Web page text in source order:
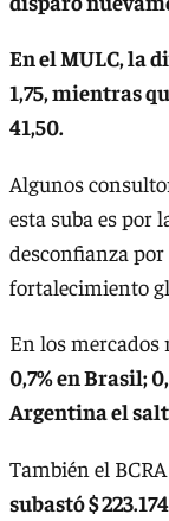
En el MULC, la
1,75, mientras
41,50.
Algunos
esta suba es por
desconfianza
fortalecimiento
En los mercados
0,7% en Brasil;
Argentina el
También el
subastó $